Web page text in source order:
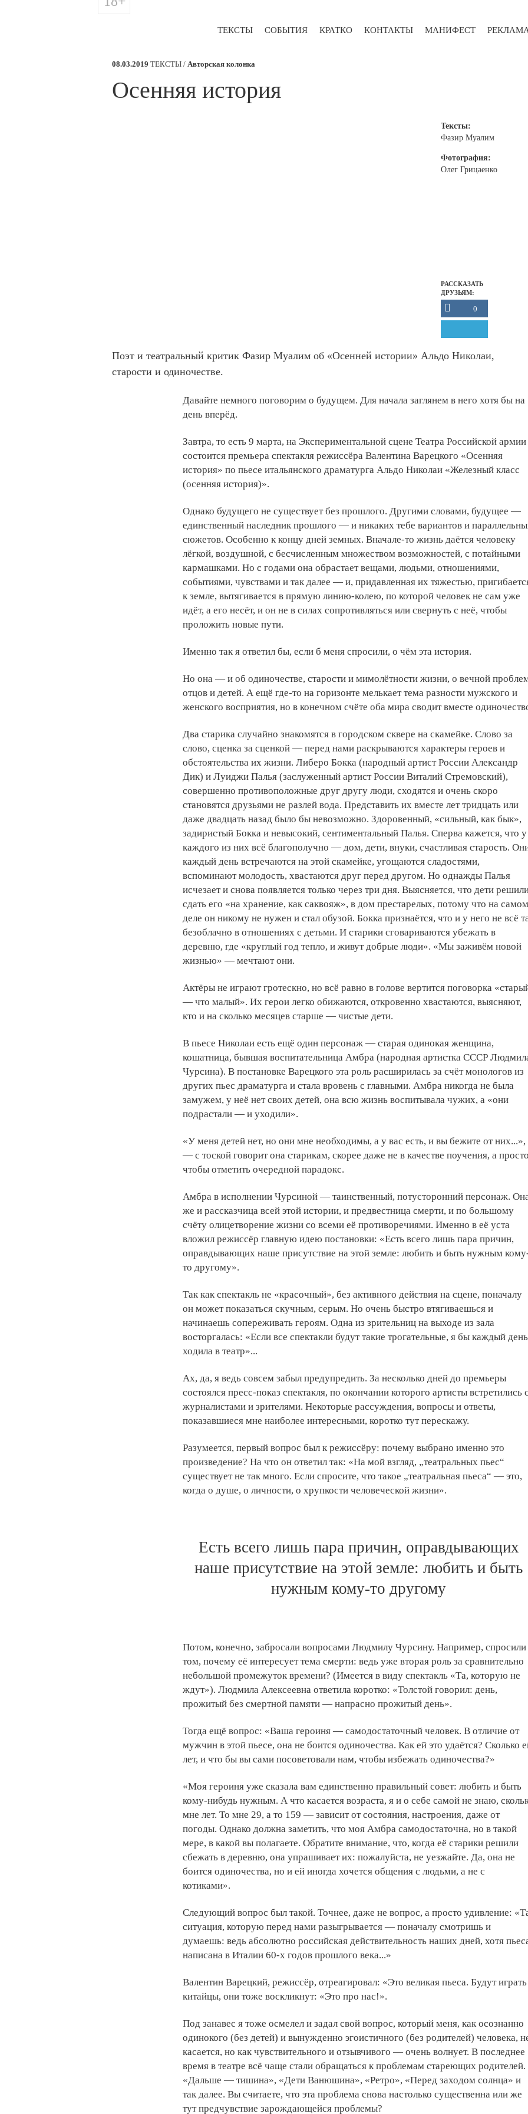
ТЕКСТЫ СОБЫТИЯ КРАТКО КОНТАКТЫ МАНИФЕСТ
08.03.2019 ТЕКСТЫ / Авторская колонка
​Осенняя история
Тексты:
Фазир Муалим
Фотография:
Олег Грицаенко
РАССКАЗАТЬ
ДРУЗЬЯМ:
0
Поэт и театральный критик Фазир Муалим об «Осенней истории» Альдо Николаи,
старости и одиночестве.
Давайте немного поговорим о будущем. Для начала заглянем в него хотя бы на
день вперёд.
Завтра, то есть 9 марта, на Экспериментальной сцене Театра Российской армии
состоится премьера спектакля режиссёра Валентина Варецкого «Осенняя
история» по пьесе итальянского драматурга Альдо Николаи «Железный класс
(осенняя история)».
Однако будущего не существует без прошлого. Другими словами, будущее —
единственный наследник прошлого — и никаких тебе вариантов и
сюжетов. Особенно к концу дней земных. Вначале-то жизнь даётся человеку
лёгкой, воздушной, с бесчисленным множеством возможностей, с потайными
кармашками. Но с годами она обрастает вещами, людьми, отношениями,
событиями, чувствами и так далее — и, придавленная их тяжестью,
к земле, вытягивается в прямую линию-колею, по которой человек не сам уже
идёт, а его несёт, и он не в силах сопротивляться или свернуть с неё, чтобы
проложить новые пути.
Именно так я ответил бы, если б меня спросили, о чём эта история.
Но она — и об одиночестве, старости и мимолётности жизни, о вечной
отцов и детей. А ещё где-то на горизонте мелькает тема разности мужского и
женского восприятия, но в конечном счёте оба мира сводит вместе
Два старика случайно знакомятся в городском сквере на скамейке. Слово за
слово, сценка за сценкой — перед нами раскрываются характеры героев и
обстоятельства их жизни. Либеро Бокка (народный артист России Александр
Дик) и Луиджи Палья (заслуженный артист России Виталий Стремовский),
совершенно противоположные друг другу люди, сходятся и очень скоро
становятся друзьями не разлей вода. Представить их вместе лет тридцать или
даже двадцать назад было бы невозможно. Здоровенный, «сильный, как бык»,
задиристый Бокка и невысокий, сентиментальный Палья. Сперва кажется, что у
каждого из них всё благополучно — дом, дети, внуки, счастливая старость.
каждый день встречаются на этой скамейке, угощаются сладостями,
вспоминают молодость, хвастаются друг перед другом. Но однажды Палья
исчезает и снова появляется только через три дня. Выясняется, что дети
сдать его «на хранение, как саквояж», в дом престарелых, потому что на самом
деле он никому не нужен и стал обузой. Бокка признаётся, что и у него не всё
безоблачно в отношениях с детьми. И старики сговариваются убежать в
деревню, где «круглый год тепло, и живут добрые люди». «Мы заживём новой
жизнью» — мечтают они.
Актёры не играют гротескно, но всё равно в голове вертится поговорка
— что малый». Их герои легко обижаются, откровенно хвастаются, выясняют,
кто и на сколько месяцев старше — чистые дети.
В пьесе Николаи есть ещё один персонаж — старая одинокая женщина,
кошатница, бывшая воспитательница Амбра (народная артистка СССР
Чурсина). В постановке Варецкого эта роль расширилась за счёт монологов из
других пьес драматурга и стала вровень с главными. Амбра никогда не была
замужем, у неё нет своих детей, она всю жизнь воспитывала чужих, а «они
подрастали — и уходили».
«У меня детей нет, но они мне необходимы, а у вас есть, и вы бежите от них...»,
— с тоской говорит она старикам, скорее даже не в качестве поучения, а
чтобы отметить очередной парадокс.
Амбра в исполнении Чурсиной — таинственный, потусторонний персонаж.
же и рассказчица всей этой истории, и предвестница смерти, и по большому
счёту олицетворение жизни со всеми её противоречиями. Именно в её уста
вложил режиссёр главную идею постановки: «Есть всего лишь пара причин,
оправдывающих наше присутствие на этой земле: любить и быть нужным
то другому».
Так как спектакль не «красочный», без активного действия на сцене, поначалу
он может показаться скучным, серым. Но очень быстро втягиваешься и
начинаешь сопереживать героям. Одна из зрительниц на выходе из зала
восторгалась: «Если все спектакли будут такие трогательные, я бы каждый день
ходила в театр»...
Ах, да, я ведь совсем забыл предупредить. За несколько дней до премьеры
состоялся пресс-показ спектакля, по окончании которого артисты встретились с
журналистами и зрителями. Некоторые рассуждения, вопросы и ответы,
показавшиеся мне наиболее интересными, коротко тут перескажу.
Разумеется, первый вопрос был к режиссёру: почему выбрано именно это
произведение? На что он ответил так: «На мой взгляд, „театральных пьес“
существует не так много. Если спросите, что такое „театральная пьеса“ — это,
когда о душе, о личности, о хрупкости человеческой жизни».
Есть всего лишь пара причин, оправдывающих
наше присутствие на этой земле: любить и быть
нужным кому-то другому
Потом, конечно, забросали вопросами Людмилу Чурсину. Например, спросили
том, почему её интересует тема смерти: ведь уже вторая роль за сравнительно
небольшой промежуток времени? (Имеется в виду спектакль «Та, которую не
ждут»). Людмила Алексеевна ответила коротко: «Толстой говорил: день,
прожитый без смертной памяти — напрасно прожитый день».
Тогда ещё вопрос: «Ваша героиня — самодостаточный человек. В отличие от
мужчин в этой пьесе, она не боится одиночества. Как ей это удаётся? Сколько
лет, и что бы вы сами посоветовали нам, чтобы избежать одиночества?»
«Моя героиня уже сказала вам единственно правильный совет: любить и быть
кому-нибудь нужным. А что касается возраста, я и о себе самой не знаю,
мне лет. То мне 29, а то 159 — зависит от состояния, настроения, даже от
погоды. Однако должна заметить, что моя Амбра самодостаточна, но в такой
мере, в какой вы полагаете. Обратите внимание, что, когда её старики решили
сбежать в деревню, она упрашивает их: пожалуйста, не уезжайте. Да, она не
боится одиночества, но и ей иногда хочется общения с людьми, а не с
котиками».
Следующий вопрос был такой. Точнее, даже не вопрос, а просто удивление:
ситуация, которую перед нами разыгрывается — поначалу смотришь и
думаешь: ведь абсолютно российская действительность наших дней, хотя
написана в Италии 60-х годов прошлого века...»
Валентин Варецкий, режиссёр, отреагировал: «Это великая пьеса. Будут играть
китайцы, они тоже воскликнут: «Это про нас!».
Под занавес я тоже осмелел и задал свой вопрос, который меня, как осознанно
одинокого (без детей) и вынужденно эгоистичного (без родителей) человека,
касается, но как чувствительного и отзывчивого — очень волнует. В последнее
время в театре всё чаще стали обращаться к проблемам стареющих родителей.
«Дальше — тишина», «Дети Ванюшина», «Ретро», «Перед заходом солнца» и
так далее. Вы считаете, что эта проблема снова настолько существенна или же
тут предчувствие зарождающейся проблемы?